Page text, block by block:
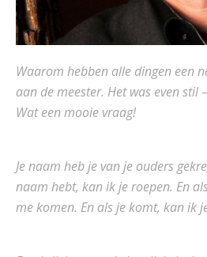
Waarom hebben alle dingen een
aan de meester. Het was even stil
Wat een mooie vraag!
Je naam heb je van je ouders
naam hebt, kan ik je roepen. En
me komen. En als je komt, kan ik